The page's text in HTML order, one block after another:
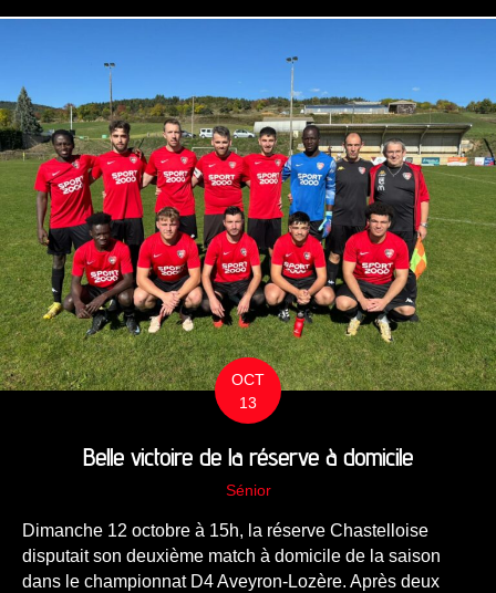
OCT
13
Belle victoire de la réserve à domicile
Sénior
Dimanche 12 octobre à 15h, la réserve Chastelloise
disputait son deuxième match à domicile de la saison
dans le championnat D4 Aveyron-Lozère. Après deux